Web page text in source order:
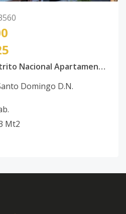
Evaristo Morales, Distrito Nacional Apartamentos de 1 y 2 habitaciones en Moderna torre
Domingo D.N.
Mt2